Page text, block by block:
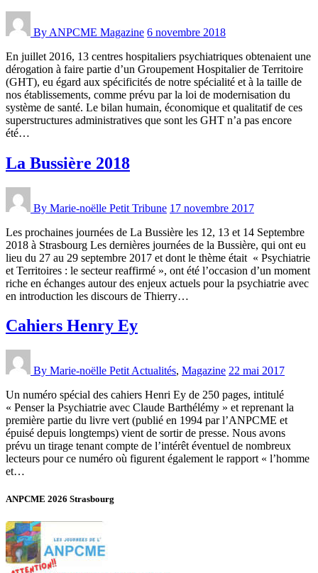
By ANPCME Magazine 6 novembre 2018
En juillet 2016, 13 centres hospitaliers psychiatriques obtenaient une
dérogation à faire partie d’un Groupement Hospitalier de Territoire
(GHT), eu égard aux spécificités de notre spécialité et à la taille de
nos établissements, comme prévu par la loi de modernisation du
système de santé. Le bilan humain, économique et qualitatif de ces
superstructures administratives que sont les GHT n’a pas encore
été…
La Bussière 2018
By Marie-noëlle Petit Tribune 17 novembre 2017
Les prochaines journées de La Bussière les 12, 13 et 14 Septembre
2018 à Strasbourg Les dernières journées de la Bussière, qui ont eu
lieu du 27 au 29 septembre 2017 et dont le thème était « Psychiatrie
et Territoires : le secteur reaffirmé », ont été l’occasion d’un moment
riche en échanges autour des enjeux actuels pour la psychiatrie avec
en introduction les discours de Thierry…
Cahiers Henry Ey
By Marie-noëlle Petit Actualités, Magazine 22 mai 2017
Un numéro spécial des cahiers Henri Ey de 250 pages, intitulé
« Penser la Psychiatrie avec Claude Barthélémy » et reprenant la
première partie du livre vert (publié en 1994 par l’ANPCME et
épuisé depuis longtemps) vient de sortir de presse. Nous avons
prévu un tirage tenant compte de l’intérêt éventuel de nombreux
lecteurs pour ce numéro où figurent également le rapport « l’homme
et…
ANPCME 2026 Strasbourg